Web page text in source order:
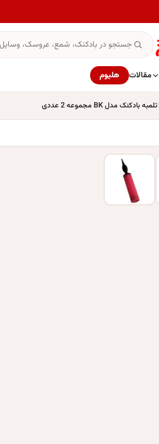
مقالات هلیوم
تلمبه بادکنک مدل BK مجموعه 2 عددی